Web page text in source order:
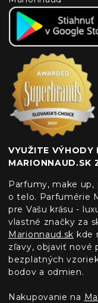
VYUŽITE VÝHODY
MARIONNAUD.SK
Parfumy, make
o telo. Parfumérie
pre Vašu krásu -
vlastné značky za
Marionnaud.sk kde
zľavy, objaviť nové
bezplatných
bodov a odmien.
Nakupovanie na